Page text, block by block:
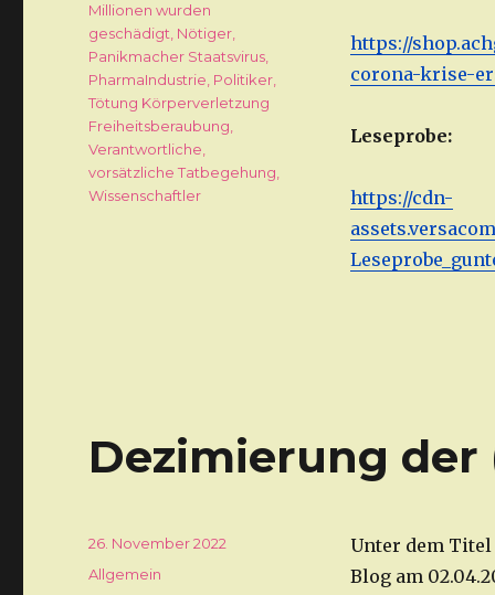
https://
corona-krise-
Leseprobe:
https://cdn-
Millionen wurden
geschädigt Nötiger
Panikmacher Staatsvirus
PharmaIndustrie Politiker
Tötung Körperverletzung
Freiheitsberaubung
Verantwortliche
vorsätzliche Tatbegehung
Wissenschaftler
Dezimierung
Unter dem
Blog am
Veröffentlicht
am
26. November 2022
Kategorien
Allgemein